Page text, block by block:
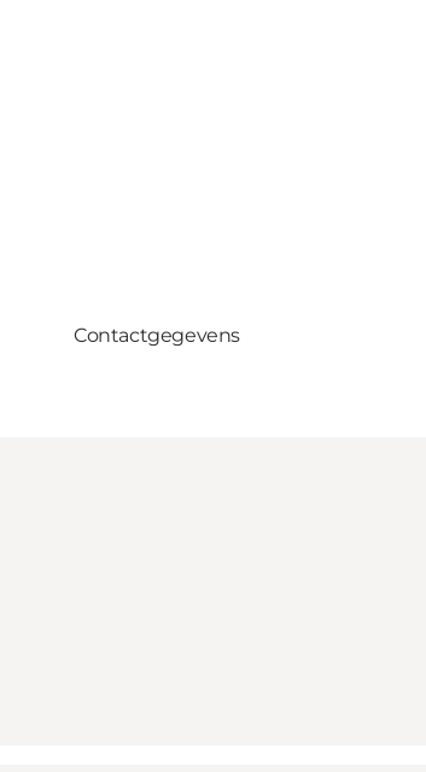
Contactgegevens